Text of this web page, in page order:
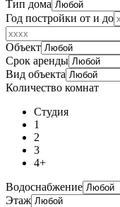
Тип дома
Год постройки от и до
Объект
Срок аренды
Вид объекта
Количество комнат
Студия
1
2
3
4+
Водоснабжение
Этаж